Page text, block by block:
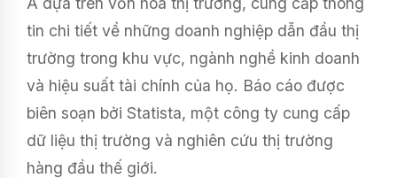
tin chi tiết về những doanh nghiệp dẫn đầu thị
trường trong khu vực, ngành nghề kinh doanh
và hiệu suất tài chính của họ. Báo cáo được
biên soạn bởi Statista, một công ty cung cấp
dữ liệu thị trường và nghiên cứu thị trường
hàng đầu thế giới.